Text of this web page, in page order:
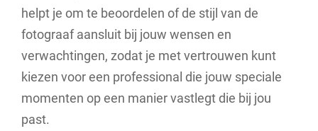
helpt je om te beoordelen of de stijl van de
fotograaf aansluit bij jouw wensen en
verwachtingen, zodat je met vertrouwen kunt
kiezen voor een professional die jouw speciale
momenten op een manier vastlegt die bij jou
past.